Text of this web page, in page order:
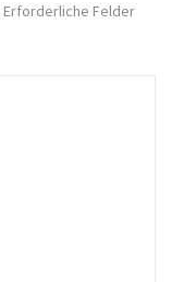
Erforderliche Felder